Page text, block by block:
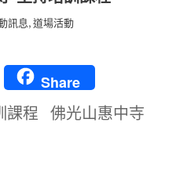
訊息,道場活動
C
o
Share
課程 佛光山惠中寺